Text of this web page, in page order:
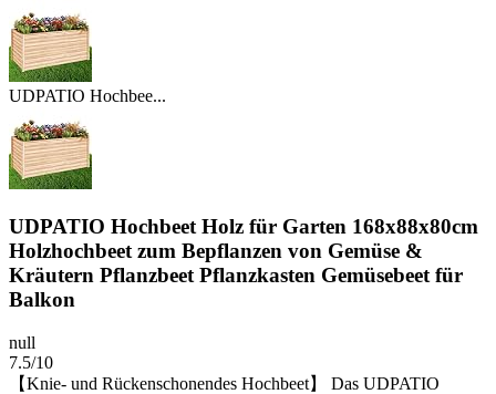
UDPATIO Hochbee...
UDPATIO Hochbeet Holz für Garten 168x88x80cm
Holzhochbeet zum Bepflanzen von Gemüse &
Kräutern Pflanzbeet Pflanzkasten Gemüsebeet für
Balkon
null
7.5/10
【Knie- und Rückenschonendes Hochbeet】 Das UDPATIO